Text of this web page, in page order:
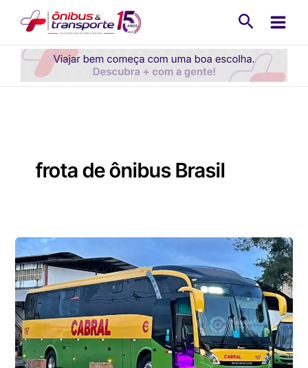
conteúdo
frota de ônibus Brasil